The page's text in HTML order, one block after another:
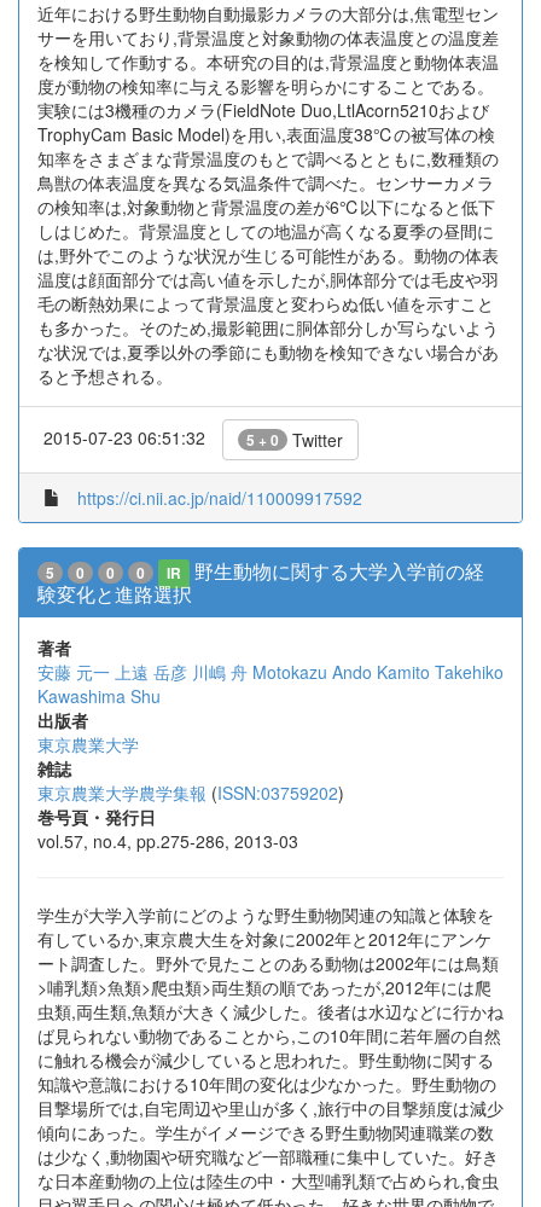
近年における野生動物自動撮影カメラの大部分は,焦電型セン
サーを用いており,背景温度と対象動物の体表温度との温度差
を検知して作動する。本研究の目的は,背景温度と動物体表温
度が動物の検知率に与える影響を明らかにすることである。
実験には3機種のカメラ(FieldNote Duo,LtlAcorn5210および
TrophyCam Basic Model)を用い,表面温度38℃の被写体の検
知率をさまざまな背景温度のもとで調べるとともに,数種類の
鳥獣の体表温度を異なる気温条件で調べた。センサーカメラ
の検知率は,対象動物と背景温度の差が6℃以下になると低下
しはじめた。背景温度としての地温が高くなる夏季の昼間に
は,野外でこのような状況が生じる可能性がある。動物の体表
温度は顔面部分では高い値を示したが,胴体部分では毛皮や羽
毛の断熱効果によって背景温度と変わらぬ低い値を示すこと
も多かった。そのため,撮影範囲に胴体部分しか写らないよう
な状況では,夏季以外の季節にも動物を検知できない場合があ
ると予想される。
2015-07-23 06:51:32 5 + 0 Twitter
https://ci.nii.ac.jp/naid/110009917592
5 0 0 0 IR
野生動物に関する大学入学前の経
験変化と進路選択
著者
安藤 元一 上遠 岳彦 川嶋 舟 Motokazu Ando Kamito Takehiko
Kawashima Shu
出版者
東京農業大学
雑誌
東京農業大学農学集報 (ISSN:03759202)
巻号頁・発行日
vol.57, no.4, pp.275-286, 2013-03
学生が大学入学前にどのような野生動物関連の知識と体験を
有しているか,東京農大生を対象に2002年と2012年にアンケ
ート調査した。野外で見たことのある動物は2002年には鳥類
>哺乳類>魚類>爬虫類>両生類の順であったが,2012年には爬
虫類,両生類,魚類が大きく減少した。後者は水辺などに行かね
ば見られない動物であることから,この10年間に若年層の自然
に触れる機会が減少していると思われた。野生動物に関する
知識や意識における10年間の変化は少なかった。野生動物の
目撃場所では,自宅周辺や里山が多く,旅行中の目撃頻度は減少
傾向にあった。学生がイメージできる野生動物関連職業の数
は少なく,動物園や研究職など一部職種に集中していた。好き
な日本産動物の上位は陸生の中・大型哺乳類で占められ,食虫